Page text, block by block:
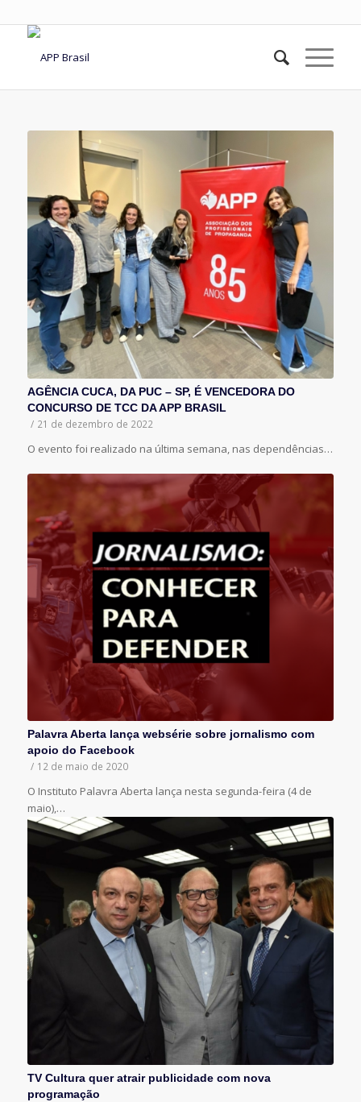
AGÊNCIA CUCA, DA PUC – SP, É VENCEDORA DO
CONCURSO DE TCC DA APP BRASIL
/ 21 de dezembro de 2022
O evento foi realizado na última semana, nas dependências…
Palavra Aberta lança websérie sobre jornalismo com
apoio do Facebook
/ 12 de maio de 2020
O Instituto Palavra Aberta lança nesta segunda-feira (4 de
maio),…
TV Cultura quer atrair publicidade com nova
programação